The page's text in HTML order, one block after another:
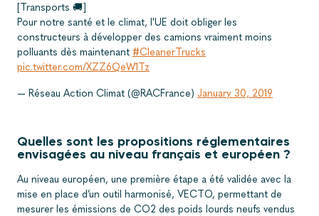
[Transports 🚚]
Pour notre santé et le climat, l'UE doit obliger les
constructeurs à développer des camions vraiment moins
polluants dès maintenant #CleanerTrucks
pic.twitter.com/XZZ6QeW1Tz
— Réseau Action Climat (@RACFrance) January 30, 2019
Quelles sont les propositions réglementaires
envisagées au niveau français et européen ?
Au niveau européen, une première étape a été validée avec la
mise en place d’un outil harmonisé, VECTO, permettant de
mesurer les émissions de CO2 des poids lourds neufs vendus